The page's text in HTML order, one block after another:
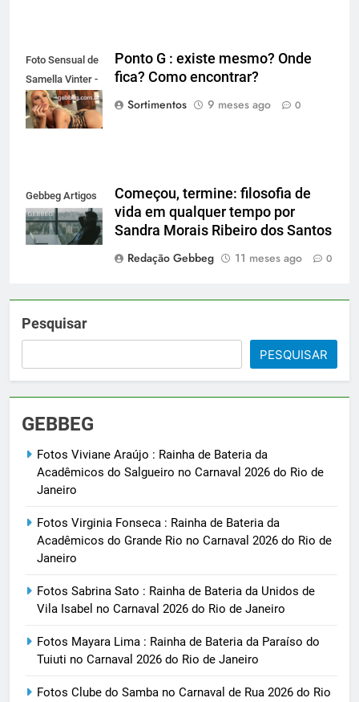
Foto Sensual de
Samella Vinter -
gebbeg.com.br
Ponto G : existe mesmo? Onde
fica? Como encontrar?
Sortimentos
9 meses ago 0
Gebbeg Artigos
Começou, termine: filosofia de
vida em qualquer tempo por
Sandra Morais Ribeiro dos Santos
Redação Gebbeg
11 meses ago 0
Pesquisar
PESQUISAR
GEBBEG
Fotos Viviane Araújo : Rainha de Bateria da
Acadêmicos do Salgueiro no Carnaval 2026 do Rio de
Janeiro
Fotos Virginia Fonseca : Rainha de Bateria da
Acadêmicos do Grande Rio no Carnaval 2026 do Rio de
Janeiro
Fotos Sabrina Sato : Rainha de Bateria da Unidos de
Vila Isabel no Carnaval 2026 do Rio de Janeiro
Fotos Mayara Lima : Rainha de Bateria da Paraíso do
Tuiuti no Carnaval 2026 do Rio de Janeiro
Fotos Clube do Samba no Carnaval de Rua 2026 do Rio